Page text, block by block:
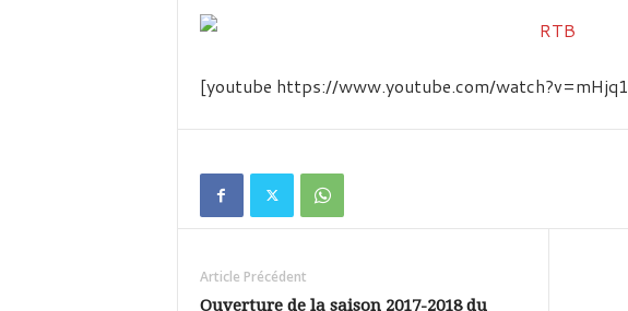
u
[youtube https://www.youtube.com/
Article Précédent
Ouverture de la saison 2017-2018 du